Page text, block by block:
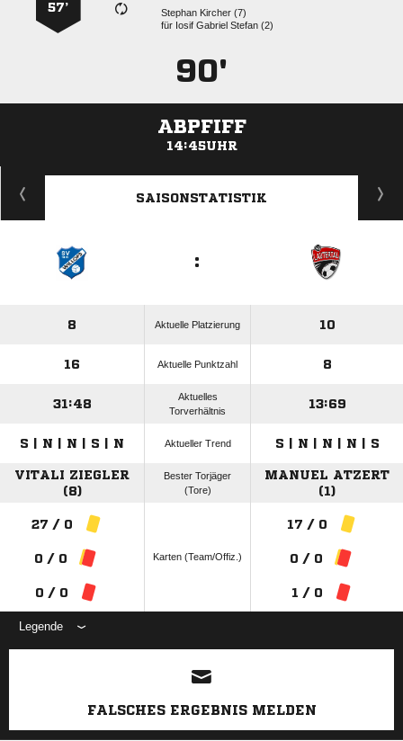
  
für    
57’
90'
ABPFIFF
14:45UHR
ANZEIGE
SAISONSTATISTIK
:
8 Aktuelle Platzierung 10
16 Aktuelle Punktzahl 8
31:48
Aktuelles
Torverhältnis
13:69
S | N | N | S | N Aktueller Trend S | N | N | N | S
VITALI ZIEGLER
(8)
Bester Torjäger
(Tore)
MANUEL ATZERT
(1)
27 / 0
0 / 0
0 / 0
Karten (Team/Offiz.)
17 / 0
0 / 0
1 / 0
Legende
ANZEIGE
FALSCHES ERGEBNIS MELDEN